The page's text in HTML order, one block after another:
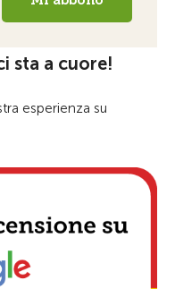
sta a cuore!
esperienza su